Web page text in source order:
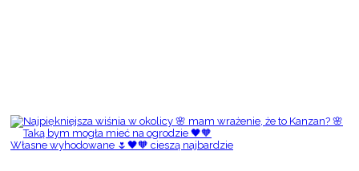
Własne wyhodowane 🌷🖤🧡 cieszą najbardzie